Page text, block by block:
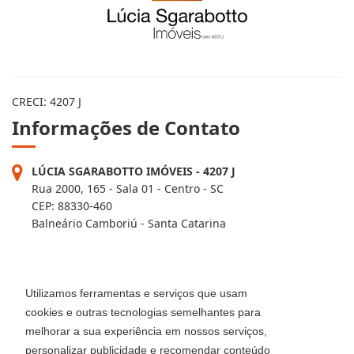
Utilizamos ferramentas e serviços que usam
cookies e outras tecnologias semelhantes para
melhorar a sua experiência em nossos serviços,
personalizar publicidade e recomendar conteúdo
CRECI: 4207 J
Informações de Contato
LÚCIA SGARABOTTO IMÓVEIS - 4207 J
Rua 2000, 165 - Sala 01 - Centro - SC
CEP: 88330-460
Balneário Camboriú - Santa Catarina
Balneário Camboriú - Santa Catarina
CEP: 88330-407
Telefone: (47) 3514-8008